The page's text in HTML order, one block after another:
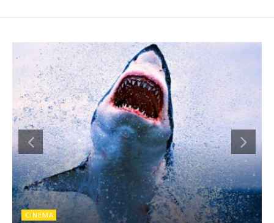
CINEMA